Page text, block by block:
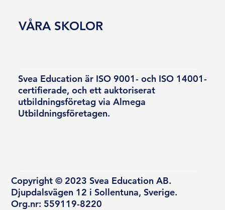
Svea Education är ISO 9001- och ISO 14001-
certifierade, och ett auktoriserat
utbildningsföretag via Almega
Utbildningsföretagen.
Copyright © 2023 Svea Education AB.
Djupdalsvägen 12 i Sollentuna, Sverige.
Org.nr: 559119-8220
VÅRA SKOLOR